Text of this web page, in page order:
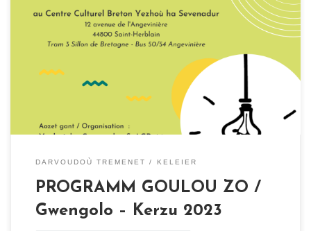
« Goulou zo » en breton signifie « il y a de la lumière »
Goulou a vo en hor C’hreizenn Sevenadurel Breizhek
Yezhoù ha Sevenadur d’ar Meurzh. Nozvezhioù a-feson a
vo kenaozet gant an ASB44 abaoe meur a vloaz dija. Ar
programm miz Gwengolo / miz Kerzu a zo erruet Evit
DARVOUDOÙ TREMENET KELEIER
PROGRAMM GOULOU ZO /
Gwengolo – Kerzu 2023